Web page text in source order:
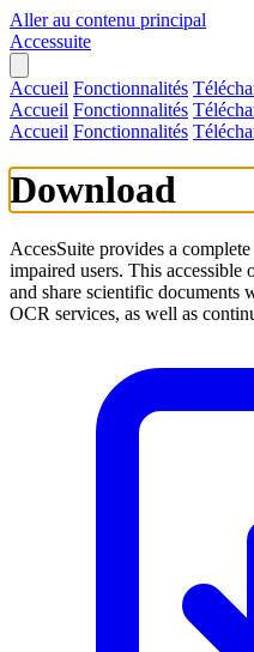
Aller au contenu principal
Accessuite
Accueil Fonctionnalités
Accueil Fonctionnalités
Accueil Fonctionnalités
Download
AccesSuite provides a
impaired users. This
and share scientific documents
OCR services, as well as